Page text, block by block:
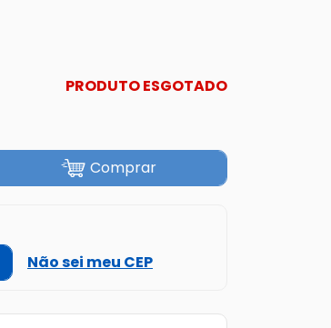
PRODUTO ESGOTADO
Comprar
Não sei meu CEP